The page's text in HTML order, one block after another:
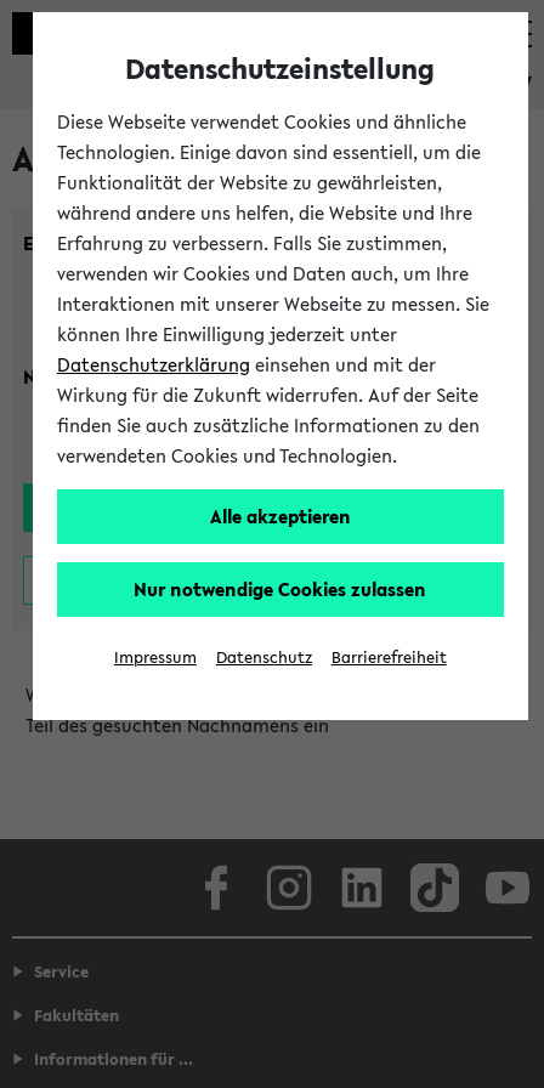
eKVV
Alle Lehrenden
Einrichtung:
Nachname:
Wählen Sie die Einrichtung aus und/oder geben Sie einen
Teil des gesuchten Nachnamens ein
Service
Fakultäten
Informationen für ...
Datenschutzeinstellung
Diese Webseite verwendet Cookies und ähnliche
Technologien. Einige davon sind essentiell, um die
Funktionalität der Website zu gewährleisten,
während andere uns helfen, die Website und Ihre
Erfahrung zu verbessern. Falls Sie zustimmen,
verwenden wir Cookies und Daten auch, um Ihre
Interaktionen mit unserer Webseite zu messen. Sie
können Ihre Einwilligung jederzeit unter
Datenschutzerklärung einsehen und mit der
Wirkung für die Zukunft widerrufen. Auf der Seite
finden Sie auch zusätzliche Informationen zu den
verwendeten Cookies und Technologien.
Alle akzeptieren
Nur notwendige Cookies zulassen
Impressum Datenschutz Barrierefreiheit